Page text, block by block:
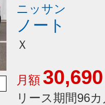
ニッサン
ノート
Ｘ
月額 30,690
リース期間96